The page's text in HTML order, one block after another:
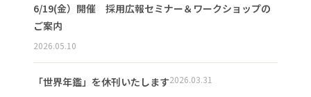
6/19(金）開催 採用広報セミナー＆ワークショップの
ご案内
2026.05.10
「世界年鑑」を休刊いたします2026.03.31